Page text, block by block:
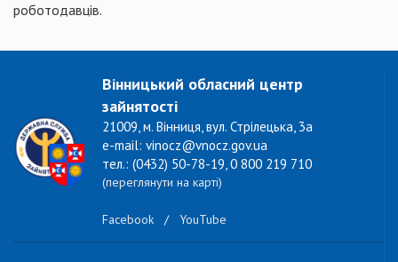
роботодавців.
Вінницький обласний центр
зайнятості
21009, м. Вінниця, вул. Стрілецька, 3а
e-mail: vinocz@vnocz.gov.ua
тел.: (0432) 50-78-19, 0 800 219 710
(переглянути на карті)
Facebook / YouTube